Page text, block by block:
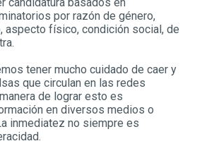
por razón de género,
aspecto físico, condición social, de
tener mucho cuidado de caer y
que circulan en las redes
de lograr esto es
en diversos medios o
inmediatez no siempre es